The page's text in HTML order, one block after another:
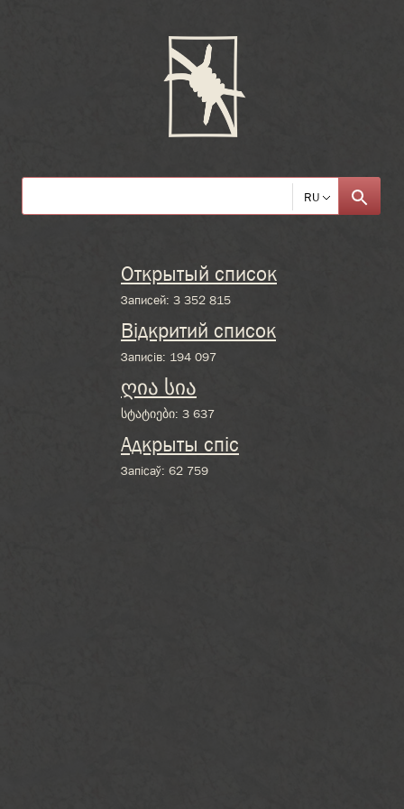
RU
Открытый список
Записей: 3 352 815
Відкритий список
Записів: 194 097
ღია სია
სტატიები: 3 637
Адкрыты спіс
Запісаў: 62 759